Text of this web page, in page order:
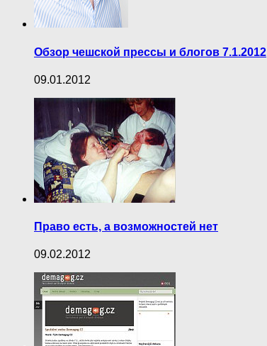
Обзор чешской прессы и блогов 7.1.2012
09.01.2012
Право есть, а возможностей нет
09.02.2012